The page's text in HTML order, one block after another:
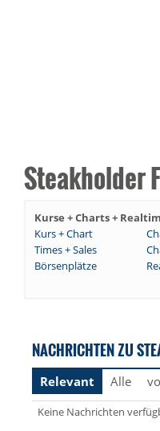
Steakholder
Kurse + Charts +
Kurs + Chart
Times + Sales
Börsenplätze
NACHRICHTEN ZU
Relevant Alle
Keine Nachrichten